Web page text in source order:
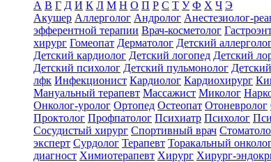
А В Г Д И К Л М Н О П Р С Т У Ф Х Ч Э
Акушер Аллерголог Андролог Анестезиолог-
эфферентной терапии Врач-косметолог
хирург Гомеопат Дерматолог Детский
Детский кардиолог Детский логопед Детский
Детский психолог Детский пульмонолог
лфк Инфекционист Кардиолог Кардиохирург
Мануальный терапевт Массажист Миколог
Онколог-уролог Ортопед Остеопат Отоневролог
Проктолог Профпатолог Психиатр Психолог
Сосудистый хирург Спортивный врач
эксперт Сурдолог Терапевт Торакальный
диагност Химиотерапевт Хирург Хирург-